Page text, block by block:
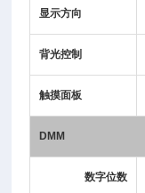
显示方向
背光控制
触摸面板
DMM
数字位数